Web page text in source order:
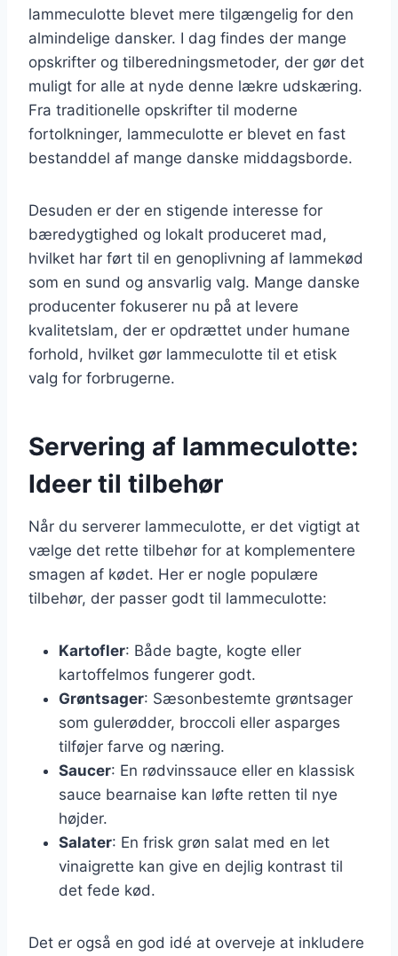
lammeculotte blevet mere tilgængelig for den
almindelige dansker. I dag findes der mange
opskrifter og tilberedningsmetoder, der gør det
muligt for alle at nyde denne lækre udskæring.
Fra traditionelle opskrifter til moderne
fortolkninger, lammeculotte er blevet en fast
bestanddel af mange danske middagsborde.
Desuden er der en stigende interesse for
bæredygtighed og lokalt produceret mad,
hvilket har ført til en genoplivning af lammekød
som en sund og ansvarlig valg. Mange danske
producenter fokuserer nu på at levere
kvalitetslam, der er opdrættet under humane
forhold, hvilket gør lammeculotte til et etisk
valg for forbrugerne.
Servering af lammeculotte:
Ideer til tilbehør
Når du serverer lammeculotte, er det vigtigt at
vælge det rette tilbehør for at komplementere
smagen af kødet. Her er nogle populære
tilbehør, der passer godt til lammeculotte:
Kartofler: Både bagte, kogte eller
kartoffelmos fungerer godt.
Grøntsager: Sæsonbestemte grøntsager
som gulerødder, broccoli eller asparges
tilføjer farve og næring.
Saucer: En rødvinssauce eller en klassisk
sauce bearnaise kan løfte retten til nye
højder.
Salater: En frisk grøn salat med en let
vinaigrette kan give en dejlig kontrast til
det fede kød.
Det er også en god idé at overveje at inkludere